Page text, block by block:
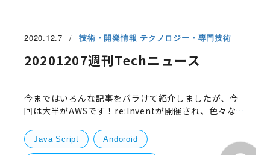
2020.12.7 技術・開発情報 テクノロジー・専門技術
20201207週刊Techニュース
今まではいろんな記事をバラけて紹介しましたが、今
回は大半がAWSです！re:Inventが開催され、色々なサ
が、ぜひ re:Inventのページも見てもらうとよいかと
思いま
Java Script Andoroid